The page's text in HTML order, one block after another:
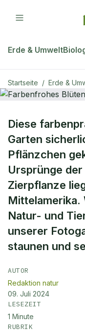
Erde & Umwelt
Startseite / Erde &
Diese
Garten
Pflänzchen
Ursprünge
Zierpflanze
Mittelamerika.
Natur- und
unserer
staunen und
AUTOR
Redaktion natur
09. Juli 2024
LESEZEIT
1 Minute
RUBRIK